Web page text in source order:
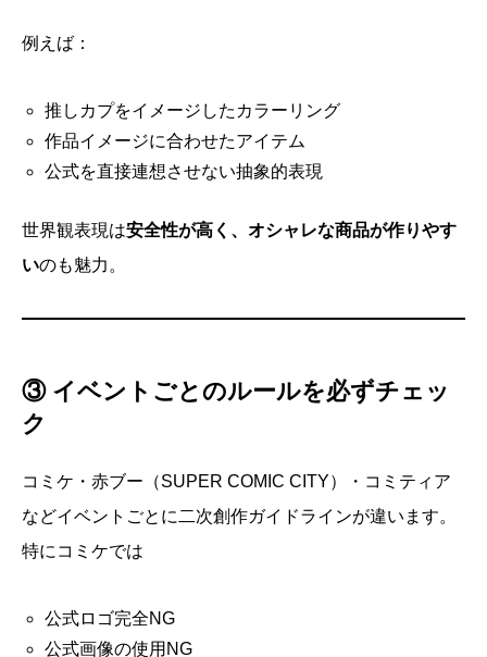
例えば：
推しカプをイメージしたカラーリング
作品イメージに合わせたアイテム
公式を直接連想させない抽象的表現
世界観表現は安全性が高く、オシャレな商品が作りやす
いのも魅力。
③ イベントごとのルールを必ずチェッ
ク
コミケ・赤ブー（SUPER COMIC CITY）・コミティア
などイベントごとに二次創作ガイドラインが違います。
特にコミケでは
公式ロゴ完全NG
公式画像の使用NG